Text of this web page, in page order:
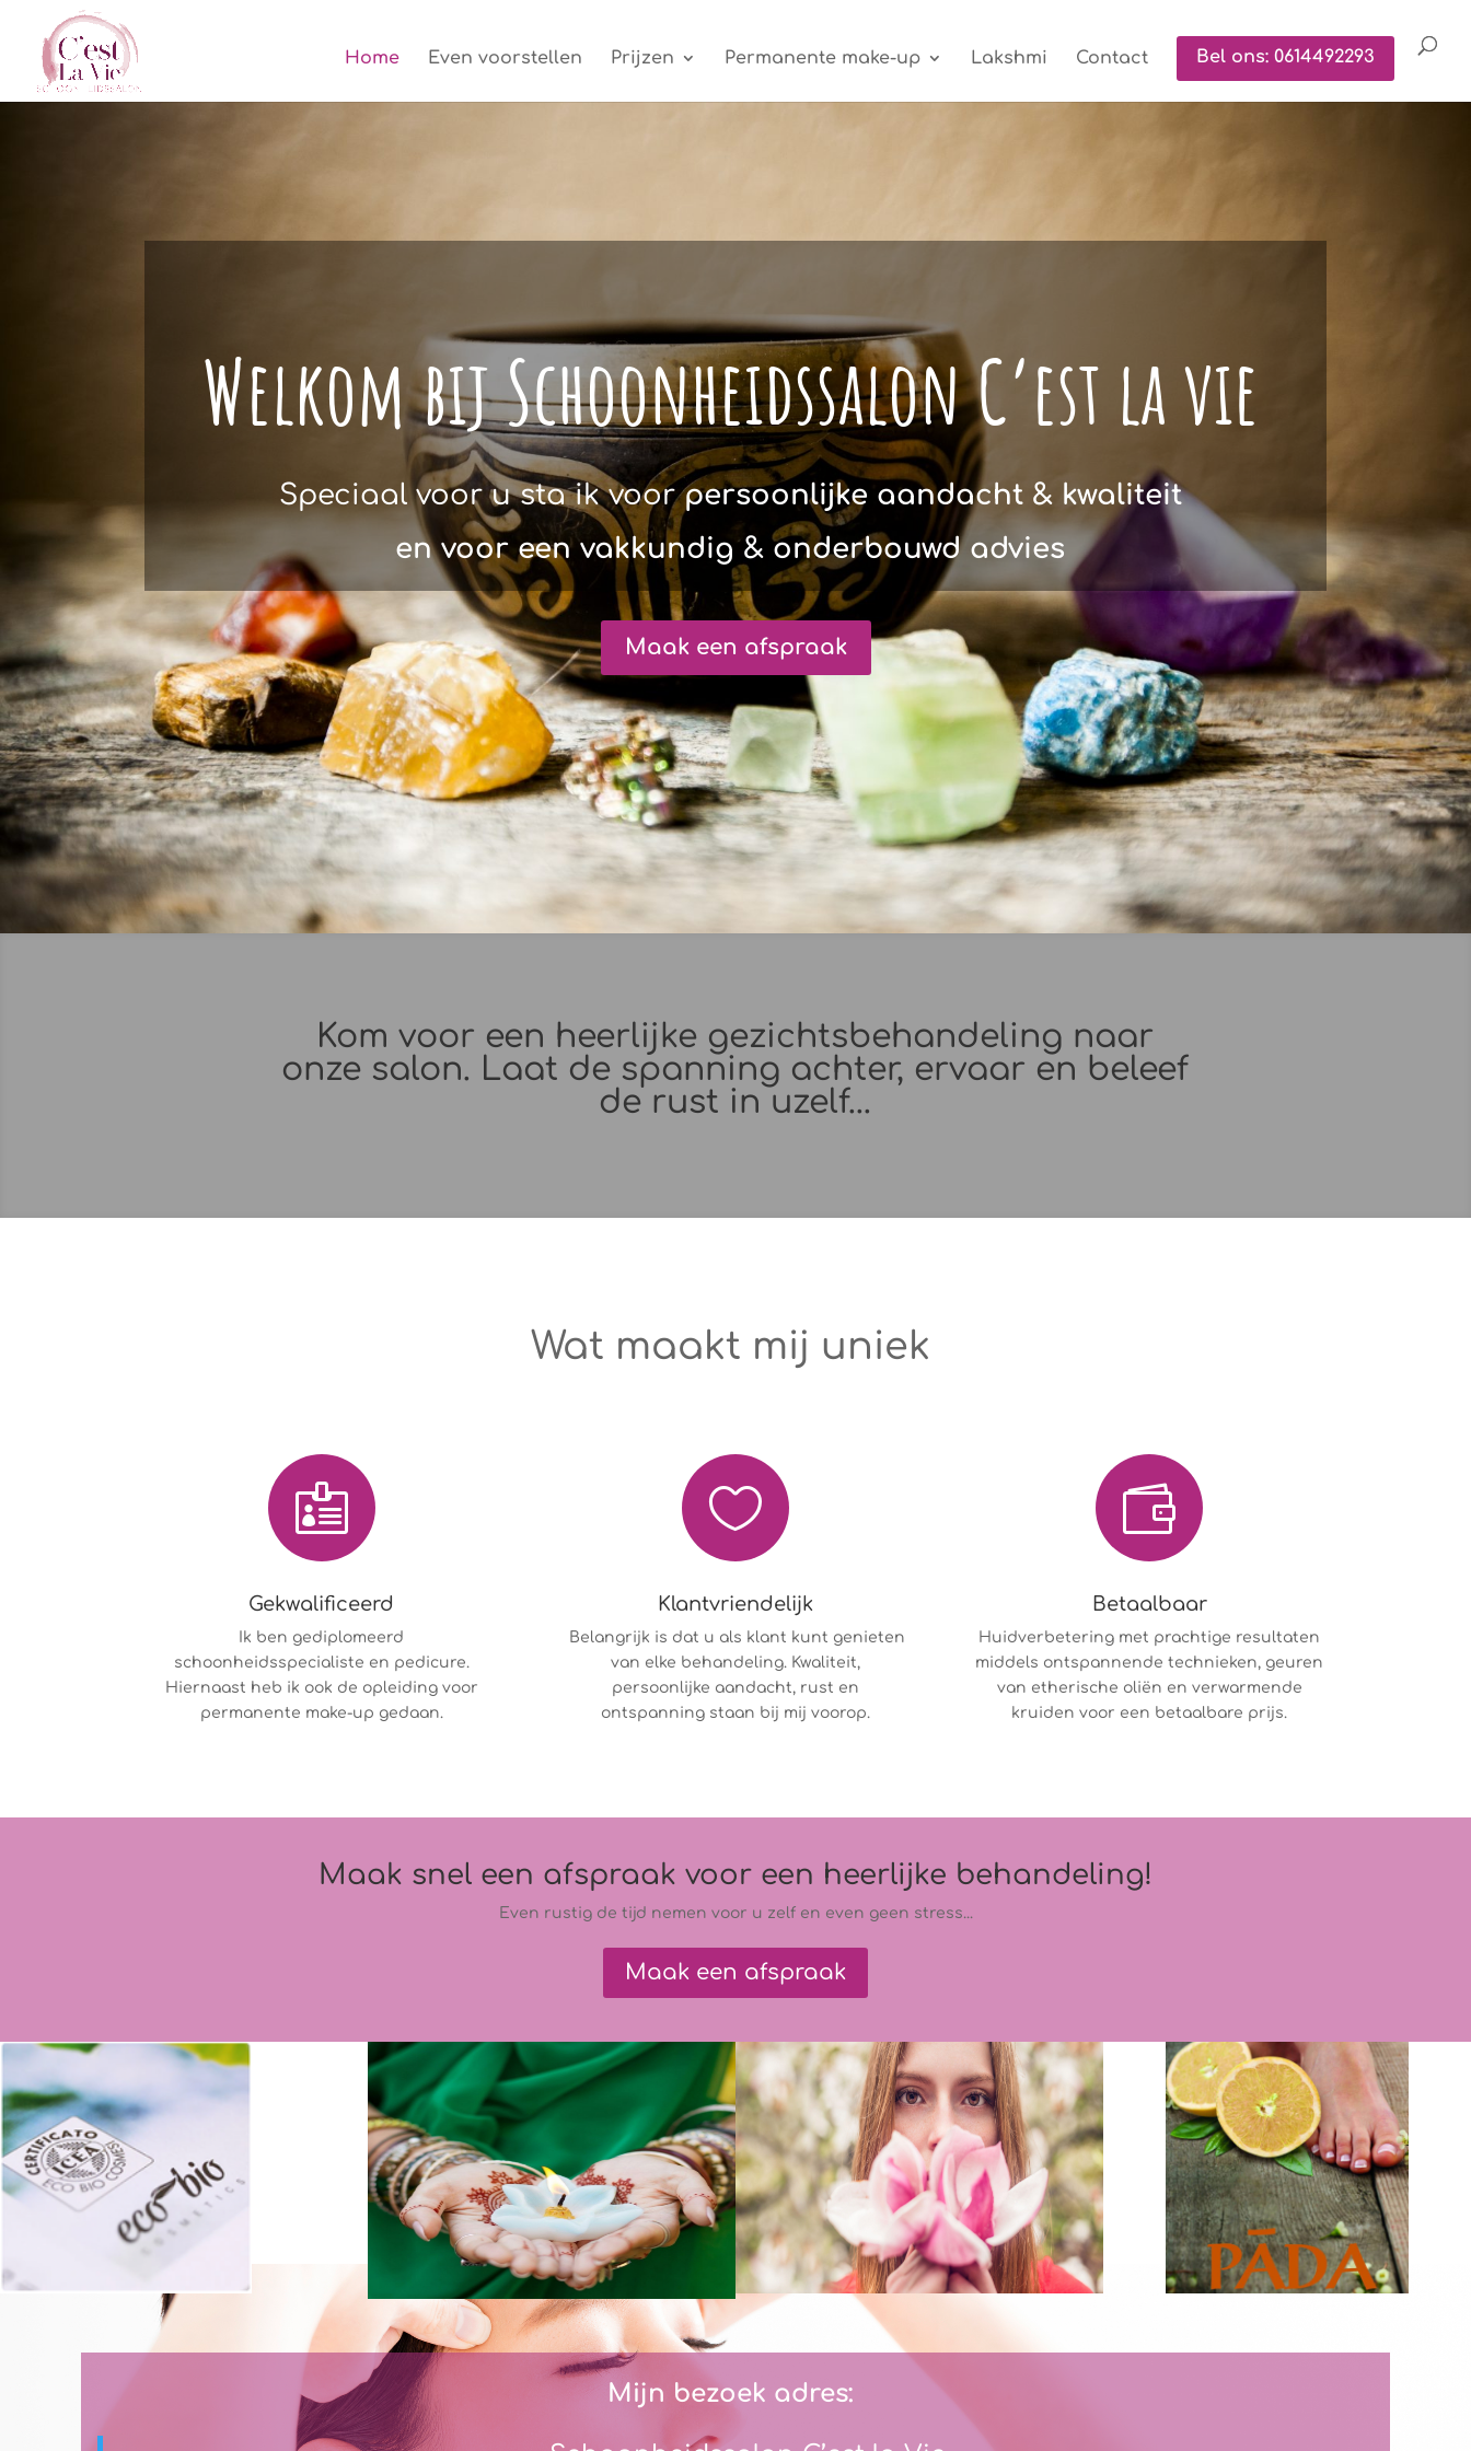
Home Even voorstellen Prijzen Permanente make-up Lakshmi Contact Bel ons: 0614492293
Welkom bij Schoonheidssalon C’est la vie
Speciaal voor u sta ik voorpersoonlijke aandacht & kwaliteit
en voor een vakkundig & onderbouwd advies
Maak een afspraak
Kom voor een heerlijke gezichtsbehandeling naar
onze salon. Laat de spanning achter, ervaar en beleef
de rust in uzelf...
Wat maakt mij uniek

Gekwalificeerd
Ik ben gediplomeerd
schoonheidsspecialiste en pedicure.
Hiernaast heb ik ook de opleiding voor
permanente make-up gedaan.

Klantvriendelijk
Belangrijk is dat u als klant kunt genieten
van elke behandeling. Kwaliteit,
persoonlijke aandacht, rust en
ontspanning staan bij mij voorop.

Betaalbaar
Huidverbetering met prachtige resultaten
middels ontspannende technieken, geuren
van etherische oliën en verwarmende
kruiden voor een betaalbare prijs.
Maak snel een afspraak voor een heerlijke behandeling!
Even rustig de tijd nemen voor u zelf en even geen stress...
Maak een afspraak
Mijn bezoek adres: